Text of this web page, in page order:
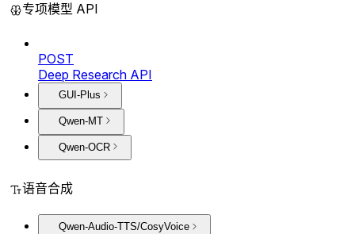
专项模型 API
POST
Deep Research API
GUI-Plus
Qwen-MT
Qwen-OCR
语音合成
Qwen-Audio-TTS/CosyVoice